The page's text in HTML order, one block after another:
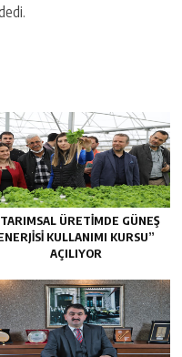
ÜRETİMDE GÜNEŞ
KULLANIMI KURSU”
AÇILIYOR